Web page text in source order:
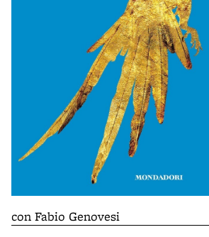
con Fabio Genovesi